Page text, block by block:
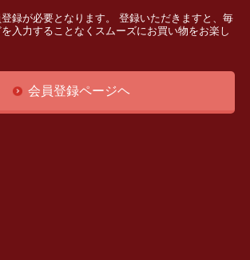
録が必要となります。 登録いただきますと、毎
入力することなくスムーズにお買い物をお楽し
会員登録ページヘ